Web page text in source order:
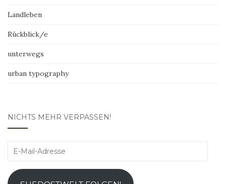
Landleben
Rückblick/e
unterwegs
urban typography
NICHTS MEHR VERPASSEN!
E-
Adresse